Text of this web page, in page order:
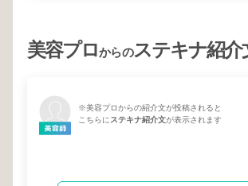
美容プロからのステキナ紹
※美容プロからの紹介文が投稿されると
こちらにステキナ紹介文が表示されます